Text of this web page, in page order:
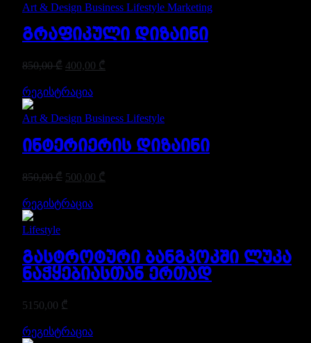
Art & Design Business Lifestyle Marketing
გრაფიკული დიზაინი
850,00₾ 400,00 ₾
რეგისტრაცია
Art & Design Business Lifestyle
ინტერიერის დიზაინი
850,00₾ 500,00 ₾
რეგისტრაცია
Lifestyle
გასტროტური ბანგკოკში ლუკა
ნაჭყებიასთან ერთად
5150,00 ₾
რეგისტრაცია